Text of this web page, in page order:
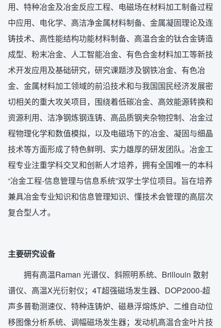
用、特种冶金及冶金反应工程、电磁场在材料加工制备过程
中应用、电化学、高洁净金属材料制备、金属凝固理论及连
铸技术、高性能结构功能材料制备、高温合金的钛合金铸造
成型、粉末冶金、人工智能冶金、有色合金材料加工等新技
术开发应用及基础研究，研究课题涉及钢铁冶金、有色冶
金、金属材料加工领域的前沿技术和与我国国民经济发展密
切相关的重大攻关项目，围绕着低碳冶金、高效能源转换和
资源利用、洁净钢炼钢连铸、高品质钢夹杂物控制、冶金过
程物理化学和数值模拟，以及电磁场下的冶金、凝固与细晶
技术等方面形成了特色鲜明、实力雄厚的研发团队。冶金工
程专业注重学科交叉和创新人才培养，拥有全国唯一的本科
“冶金工程-信息管理与信息系统”双学士学位项目。旨在培养
兼具冶金专业知识和信息管理知识、懂技术会管理的高层次
复合型人才。
主要研究设备
拥有高温Raman 光谱仪、斜照明系统、Brillouin 散射
谱仪、高温X光衍射仪；4T超强磁场发生器、DOP2000-超
声多普勒测速仪、特种连铸炉、磁悬浮熔炼炉、二维自动位
移图像分析系统、调幅磁场发生器；发动机高温合金叶片技